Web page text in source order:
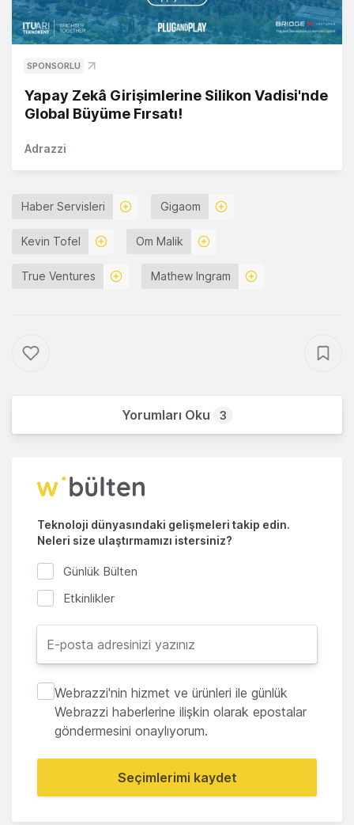
SPONSORLU
Yapay Zekâ Girişimlerine Silikon Vadisi'nde
Global Büyüme Fırsatı!
Adrazzi
Haber Servisleri Gigaom
Kevin Tofel Om Malik
True Ventures Mathew Ingram
Yorumları Oku 3
Teknoloji dünyasındaki gelişmeleri takip edin.
Neleri size ulaştırmamızı istersiniz?
Günlük Bülten
Etkinlikler
Webrazzi'nin hizmet ve ürünleri ile günlük
Webrazzi haberlerine ilişkin olarak epostalar
göndermesini onaylıyorum.
Seçimlerimi kaydet